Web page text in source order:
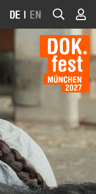
DE | EN